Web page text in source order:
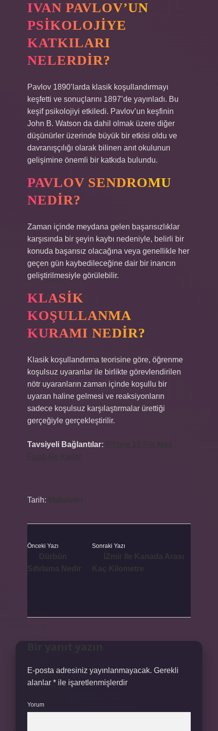
IVAN PAVLOV’UN
PSIKOLOJIYE
KATKILARI
NELERDIR?
Pavlov 1890’larda klasik koşullandırmayı
keşfetti ve sonuçlarını 1897’de yayınladı. Bu
keşif psikolojiyi etkiledi. Pavlov’un keşfinin
John B. Watson da dahil olmak üzere diğer
düşünürler üzerinde büyük bir etkisi oldu ve
davranışçılığı olarak bilinen anıt okulunun
gelişimine önemli bir katkıda bulundu.
PAVLOV SENDROMU
NEDIR?
Zaman içinde meydana gelen başarısızlıklar
karşısında bir şeyin kaybı nedeniyle, belirli bir
konuda başarısız olacağına veya genellikle her
geçen gün kaybedileceğine dair bir inancın
geliştirilmesiyle görülebilir.
KLASIK
KOŞULLANMA
KURAMI NEDIR?
Klasik koşullandırma teorisine göre, öğrenme
koşulsuz uyaranlar ile birlikte görevlendirilen
nötr uyaranların zaman içinde koşullu bir
uyaran haline gelmesi ve reaksiyonların
sadece koşulsuz karşılaştırmalar ürettiği
gerçeğiyle gerçekleştirilir.
Tavsiyeli Bağlantılar:
Tarih:
Önceki Yazı Sonraki Yazı
E-posta adresiniz yayınlanmayacak. Gerekli
alanlar * ile işaretlenmişlerdir
Yorum